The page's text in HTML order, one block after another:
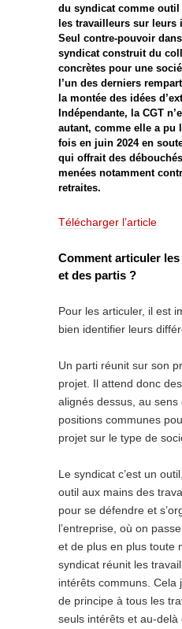
du syndicat comme
les travailleurs sur leurs
Seul contre-pouvoir
syndicat construit du
concrètes pour une
l’un des derniers
la montée des idées
Indépendante, la CGT
autant, comme elle a pu
fois en juin 2024 en
qui offrait des
menées notamment
retraites.
Télécharger l’article
Comment articuler
et des partis ?
Pour les articuler, il est
bien identifier leurs
Un parti réunit sur son
projet. Il attend donc
alignés dessus, au
positions communes
projet sur le type de
Le syndicat c’est un
outil aux mains des
pour se défendre et
l’entreprise, où on
et de plus en plus toute
syndicat réunit les
intérêts communs. Cela
de principe à tous les
seuls intérêts et au-